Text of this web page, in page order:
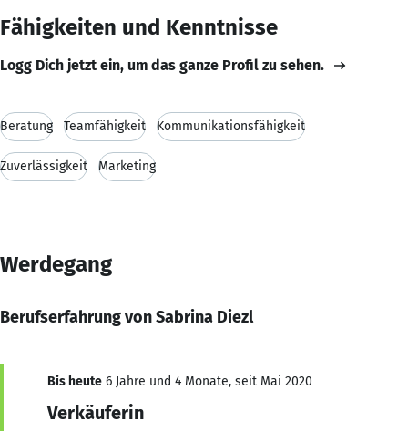
Fähigkeiten und Kenntnisse
Logg Dich jetzt ein, um das ganze Profil zu sehen.
Beratung Teamfähigkeit Kommunikationsfähigkeit
Zuverlässigkeit Marketing
Werdegang
Berufserfahrung von Sabrina Diezl
Bis heute 6 Jahre und 4 Monate, seit Mai 2020
Verkäuferin